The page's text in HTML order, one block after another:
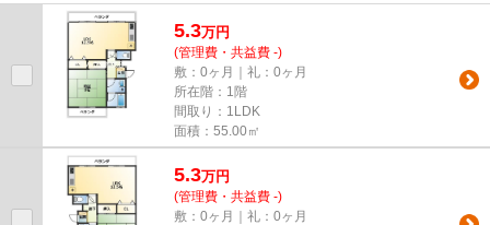
接有田ハウスまでお越しいただ...
5.3万円
(管理費・共益費 -)
敷：0ヶ月｜礼：0ヶ月
所在階：1階
間取り：1LDK
面積：55.00㎡
5.3万円
(管理費・共益費 -)
敷：0ヶ月｜礼：0ヶ月